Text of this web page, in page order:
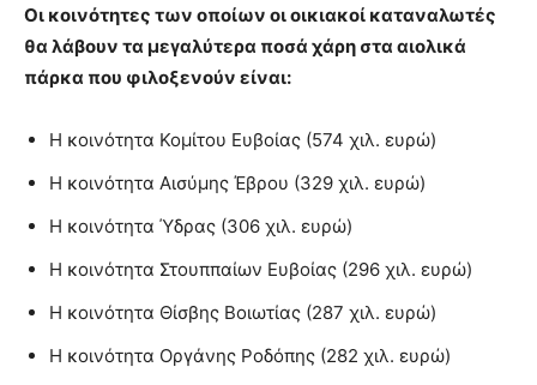
Οι κοινότητες των οποίων οι οικιακοί καταναλωτές
θα λάβουν τα μεγαλύτερα ποσά χάρη στα αιολικά
πάρκα που φιλοξενούν είναι:
Η κοινότητα Κομίτου Ευβοίας (574 χιλ. ευρώ)
Η κοινότητα Αισύμης Έβρου (329 χιλ. ευρώ)
Η κοινότητα Ύδρας (306 χιλ. ευρώ)
Η κοινότητα Στουππαίων Ευβοίας (296 χιλ. ευρώ)
Η κοινότητα Θίσβης Βοιωτίας (287 χιλ. ευρώ)
Η κοινότητα Οργάνης Ροδόπης (282 χιλ. ευρώ)